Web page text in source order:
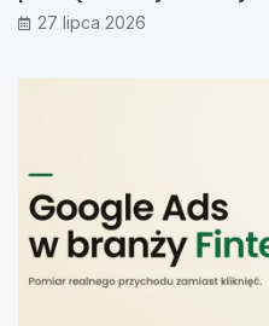
Prymakowskim, CEO IT
27 lipca 2026